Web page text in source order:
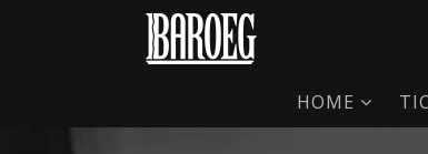
HOME